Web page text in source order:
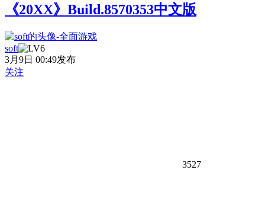
《20XX》Build.8570353中文版
soft
3月9日 00:49发布
关注
3527